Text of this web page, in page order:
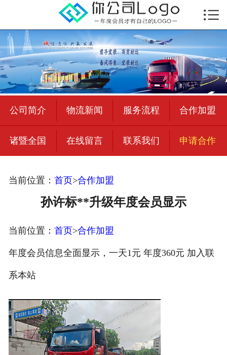
 首页
公司简介
物流新闻
绍兴至全国
合作加盟
宜荣智联

公司简介 物流新闻 服务流程 合作加盟
诸暨全国 在线留言 联系我们 申请合作
当前位置： 首页>合作加盟
孙许标**升级年度会员显示
当前位置： 首页>合作加盟
年度会员信息全面显示，一天1元 年度360元 加入联
系本站